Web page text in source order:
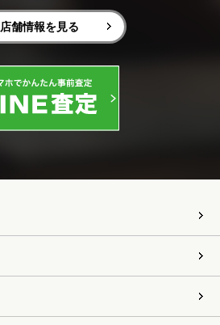
店舗情報を見る